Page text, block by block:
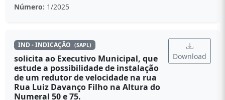
Número: 1/2025
IND - INDICAÇÃO (SAPL)
solicita ao Executivo Municipal, que
estude a possibilidade de instalação
de um redutor de velocidade na rua
Rua Luiz Davanço Filho na Altura do
Numeral 50 e 75.
Download